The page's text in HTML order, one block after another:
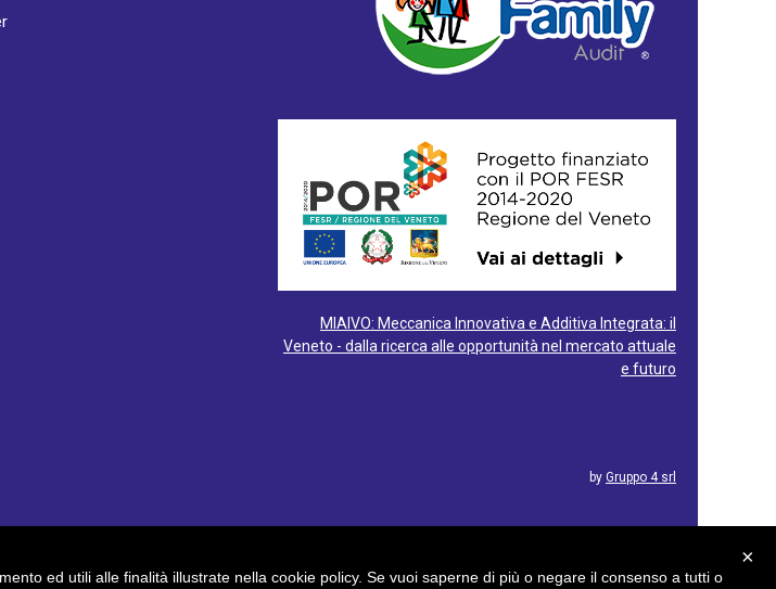
MIAIVO: Meccanica Innovativa e Additiva Integrata: il
Veneto - dalla ricerca alle opportunità nel mercato attuale
e futuro
by Gruppo 4 srl
×
ed utili alle finalità illustrate nella cookie policy. Se vuoi saperne di più o negare il consenso a tutti o